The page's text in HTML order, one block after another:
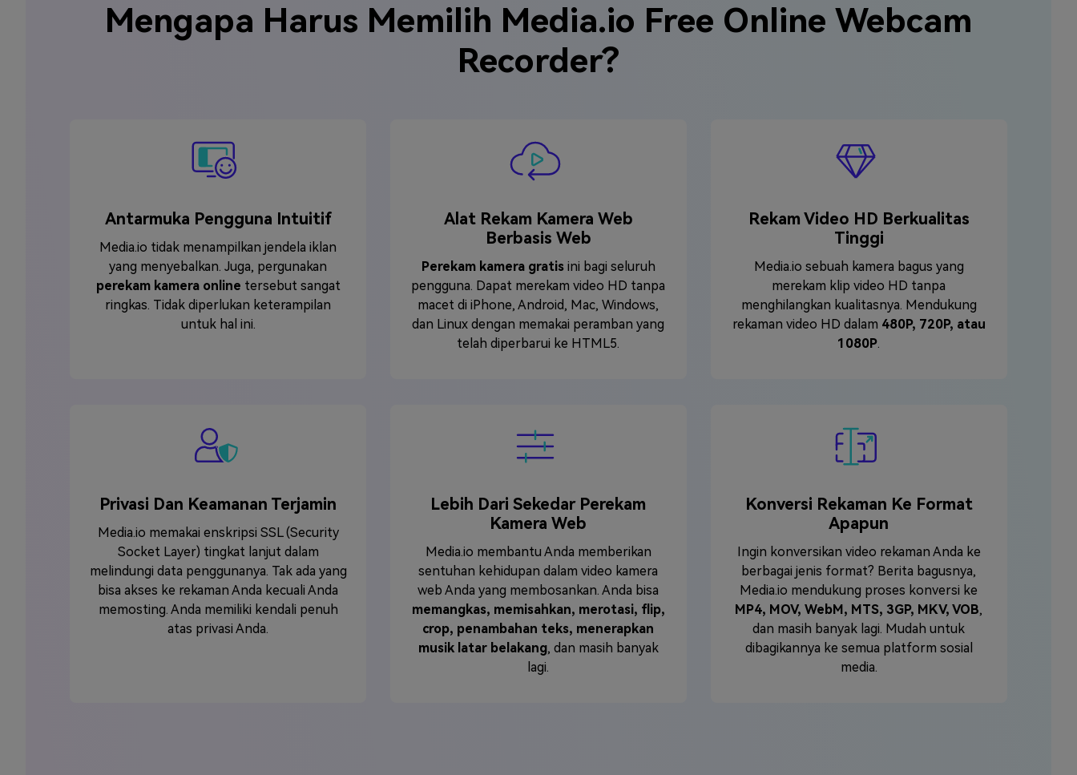
Mengapa Harus Memilih Media.io Free Online Webcam
Recorder?
Antarmuka Pengguna Intuitif
Media.io tidak menampilkan jendela iklan
yang menyebalkan. Juga, pergunakan
perekam kamera online tersebut sangat
ringkas. Tidak diperlukan keterampilan
untuk hal ini.
Alat Rekam Kamera Web
Berbasis Web
Perekam kamera gratisini bagi seluruh
pengguna. Dapat merekam video HD tanpa
macet di iPhone, Android, Mac, Windows,
dan Linux dengan memakai peramban yang
telah diperbarui ke HTML5.
Rekam Video HD Berkualitas
Tinggi
Media.io sebuah kamera bagus yang
merekam klip video HD tanpa
menghilangkan kualitasnya. Mendukung
rekaman video HD dalam 480P, 720P, atau
1080P.
Privasi Dan Keamanan Terjamin
Media.io memakai enskripsi SSL (Security
Socket Layer) tingkat lanjut dalam
melindungi data penggunanya. Tak ada yang
bisa akses ke rekaman Anda kecuali Anda
memosting. Anda memiliki kendali penuh
atas privasi Anda.
Lebih Dari Sekedar Perekam
Kamera Web
Media.io membantu Anda memberikan
sentuhan kehidupan dalam video kamera
web Anda yang membosankan. Anda bisa
memangkas, memisahkan, merotasi, flip,
crop, penambahan teks, menerapkan
musik latar belakang, dan masih banyak
lagi.
Konversi Rekaman Ke Format
Apapun
Ingin konversikan video rekaman Anda ke
berbagai jenis format? Berita bagusnya,
Media.io mendukung proses konversi ke
MP4, MOV, WebM, MTS, 3GP, MKV, VOB,
dan masih banyak lagi. Mudah untuk
dibagikannya ke semua platform sosial
media.